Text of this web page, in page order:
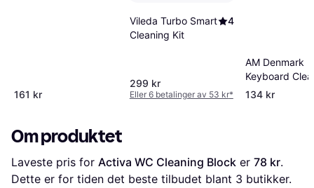
161 kr
Vileda Turbo Smart
Cleaning Kit
4
299 kr
Eller 6 betalinger av 53 kr*
AM Denmark
Keyboard
Tissues 50pcs
134 kr
Om produktet
Laveste pris for Activa WC Cleaning Block er 78 kr.
Dette er for tiden det beste tilbudet blant 3 butikker.